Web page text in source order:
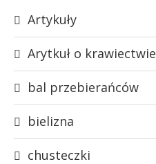
Artykuły
Arytkuł o krawiectwie
bal przebierańców
bielizna
chusteczki